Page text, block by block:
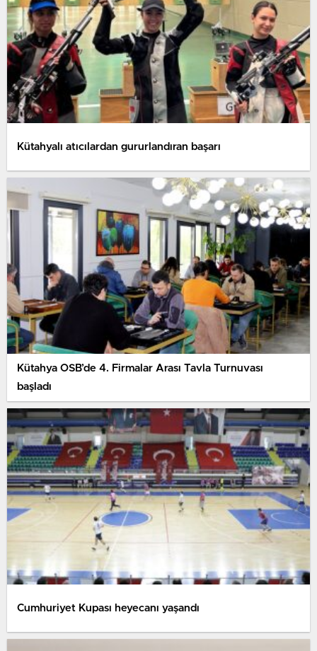
Kütahyalı atıcılardan gururlandıran başarı
Kütahya OSB’de 4. Firmalar Arası Tavla Turnuvası
başladı
Cumhuriyet Kupası heyecanı yaşandı